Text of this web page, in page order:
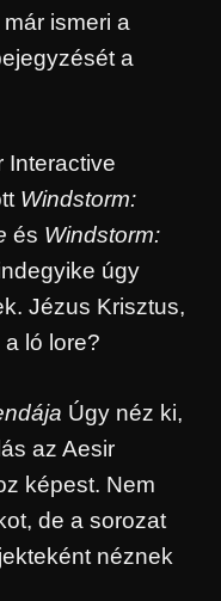
ismeri a
a
Interactive
Windstorm:
és Windstorm:
úgy
Jézus Krisztus,
ló lore?
Úgy néz ki,
az Aesir
képest. Nem
de a sorozat
néznek